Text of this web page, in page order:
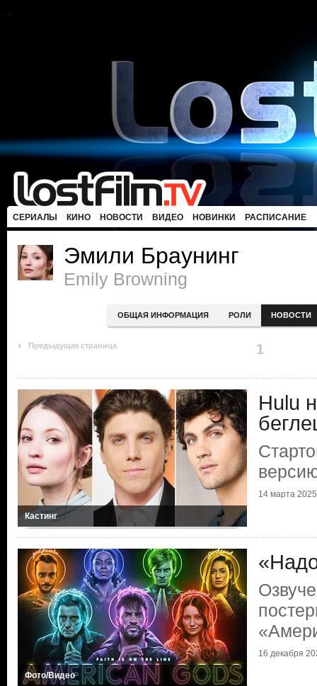
СЕРИАЛЫ КИНО НОВОСТИ ВИДЕО НОВИНКИ РАСПИСАНИЕ
Эмили Браунинг
Emily Browning
ОБЩАЯ ИНФОРМАЦИЯ РОЛИ НОВОСТИ
Предыдущая страница 1
Кастинг
Hulu
14 марта 2025
Фото/Видео
16 декабря